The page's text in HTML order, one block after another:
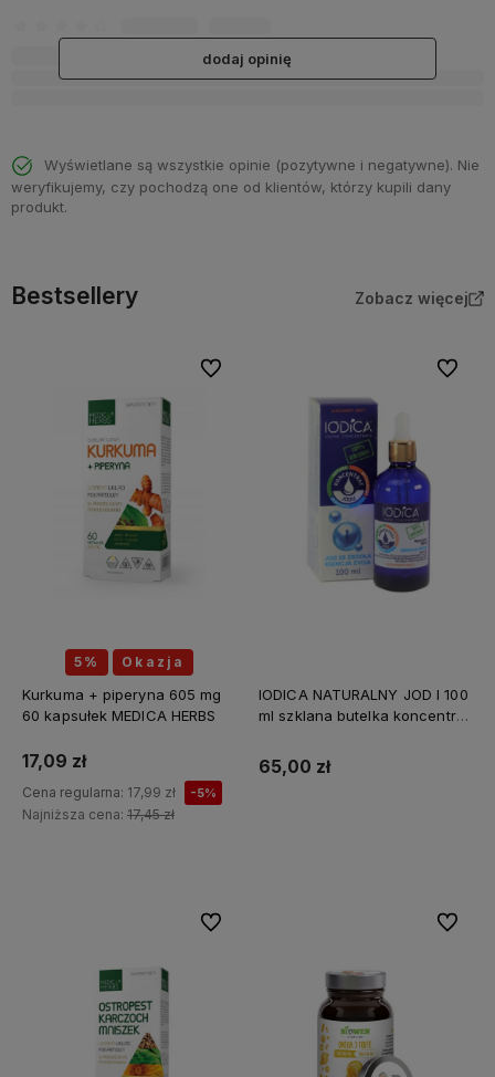
dodaj opinię
Wyświetlane są wszystkie opinie (pozytywne i negatywne). Nie
weryfikujemy, czy pochodzą one od klientów, którzy kupili dany
produkt.
Bestsellery Zobacz więcej
5% Okazja
Kurkuma + piperyna 605 mg
60 kapsułek MEDICA HERBS
17,09 zł
Cena regularna: 17,99 zł -5%
Najniższa cena: 17,45 zł
Do ulubionych
IODICA NATURALNY JOD I 100
ml szklana butelka koncentrat
65,00 zł
Do
Do ulubionych Do